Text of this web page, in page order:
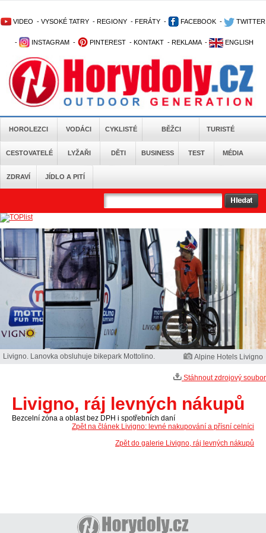
VIDEO - VYSOKÉ TATRY - REGIONY - FERÁTY - FACEBOOK - TWITTER
- INSTAGRAM - PINTEREST - KONTAKT - REKLAMA - ENGLISH
HOROLEZCI VODÁCI CYKLISTÉ BĚŽCI TURISTÉ
CESTOVATELÉ LYŽAŘI DĚTI BUSINESS TEST MÉDIA
ZDRAVÍ JÍDLO A PITÍ
Livigno. Lanovka obsluhuje bikepark Mottolino. Alpine Hotels Livigno
Stáhnout zdrojový soubor
Livigno, ráj levných nákupů
Bezcelní zóna a oblast bez DPH i spotřebních daní
Zpět na článek Livigno: levné nakupování a přísní celníci
Zpět do galerie Livigno, ráj levných nákupů